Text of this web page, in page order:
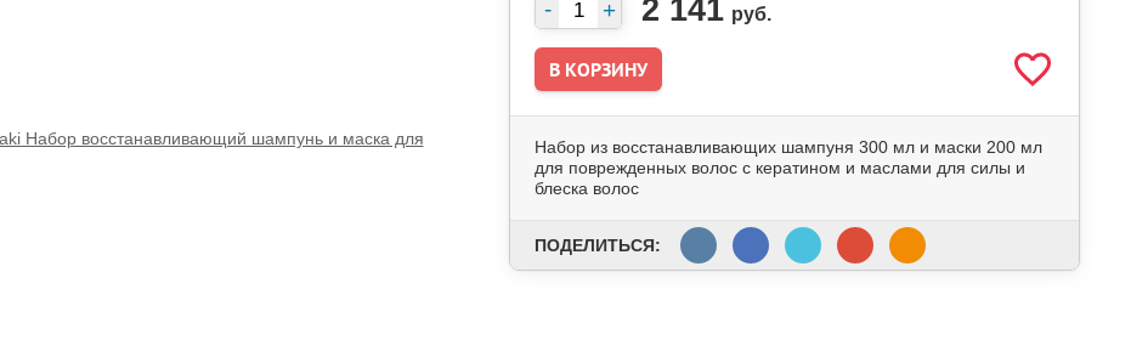
2 141 руб.
Набор из восстанавливающих шампуня 300 мл и маски 200 мл
для поврежденных волос с кератином и маслами для силы и
блеска волос
ПОДЕЛИТЬСЯ: